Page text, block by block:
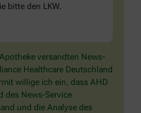
bitte den LKW
versandten News-
Healthcare Deutschland
willige ich ein, dass AHD
des News-Service
und die Analyse des